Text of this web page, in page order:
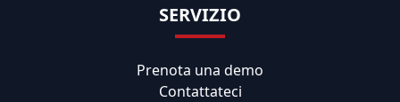
SERVIZIO
Prenota una demo
Contattateci